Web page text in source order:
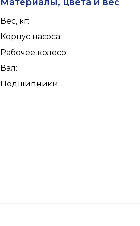
Материалы, цвета и вес
Вес, кг:
Корпус насоса:
Рабочее колесо:
Вал:
Подшипники: